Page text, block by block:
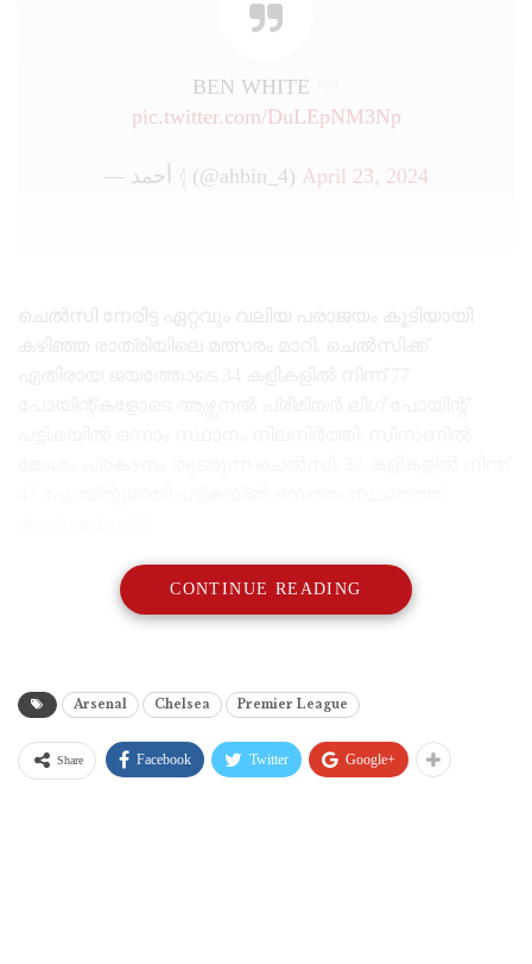
BEN WHITE
pic.twitter.com/DuLEpNM3Np
— أحمد 𓂆 (@ahbin_4) April 23, 2024
ചെൽസി നേരിട്ട ഏറ്റവും വലിയ പരാജയം കൂടിയായി
CONTINUE READING
Arsenal Chelsea Premier League
Share Facebook Twitter Google+